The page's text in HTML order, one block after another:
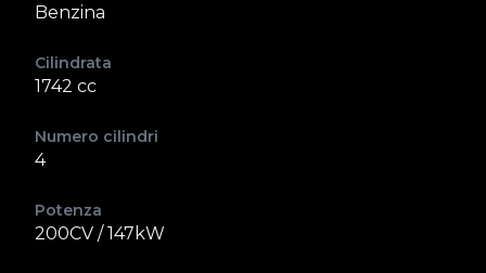
Benzina
Cilindrata
1742 cc
Numero cilindri
4
Potenza
200CV / 147kW